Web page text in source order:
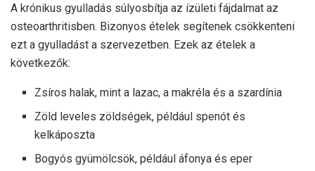
A krónikus gyulladás súlyosbítja az ízületi fájdalmat az
osteoarthritisben. Bizonyos ételek segítenek csökkenteni
ezt a gyulladást a szervezetben. Ezek az ételek a
következők:
Zsíros halak, mint a lazac, a makréla és a szardínia
Zöld leveles zöldségek, például spenót és
kelkáposzta
Bogyós gyümölcsök, például áfonya és eper